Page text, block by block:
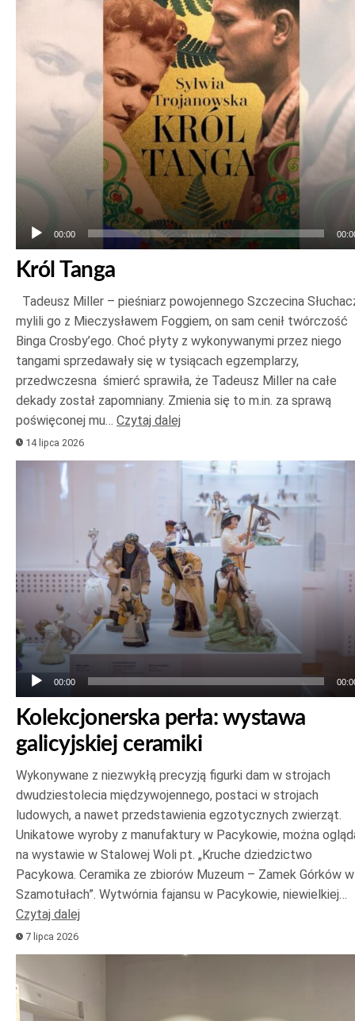
00:00
Król Tanga
Tadeusz Miller – pieśniarz powojennego Szczecina
mylili go z Mieczysławem Foggiem, on sam cenił twórczość
Binga Crosby’ego. Choć płyty z wykonywanymi przez niego
tangami sprzedawały się w tysiącach egzemplarzy,
przedwczesna śmierć sprawiła, że Tadeusz Miller na całe
dekady został zapomniany. Zmienia się to m.in. za sprawą
poświęconej mu… Czytaj dalej
14 lipca 2026
Odtwarzacz
00:00
Kolekcjonerska perła: wystawa
galicyjskiej ceramiki
Wykonywane z niezwykłą precyzją figurki dam w strojach
dwudziestolecia międzywojennego, postaci w strojach
ludowych, a nawet przedstawienia egzotycznych zwierząt.
Unikatowe wyroby z manufaktury w Pacykowie, można
na wystawie w Stalowej Woli pt. „Kruche dziedzictwo
Pacykowa. Ceramika ze zbiorów Muzeum – Zamek Górków w
Szamotułach”. Wytwórnia fajansu w Pacykowie, niewielkiej…
Czytaj dalej
7 lipca 2026
Odtwarzacz
plików
dźwiękowych